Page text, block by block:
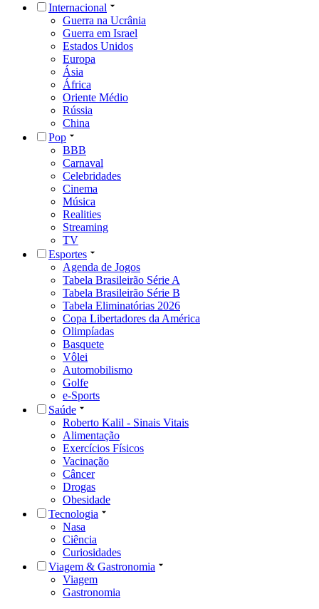
Internacional
Guerra na Ucrânia
Guerra em Israel
Estados Unidos
Europa
Ásia
África
Oriente Médio
Rússia
China
Pop
BBB
Carnaval
Celebridades
Cinema
Música
Realities
Streaming
TV
Esportes
Agenda de Jogos
Tabela Brasileirão Série A
Tabela Brasileirão Série B
Tabela Eliminatórias 2026
Copa Libertadores da América
Olimpíadas
Basquete
Vôlei
Automobilismo
Golfe
e-Sports
Saúde
Roberto Kalil - Sinais Vitais
Alimentação
Exercícios Físicos
Vacinação
Câncer
Drogas
Obesidade
Tecnologia
Nasa
Ciência
Curiosidades
Viagem & Gastronomia
Viagem
Gastronomia